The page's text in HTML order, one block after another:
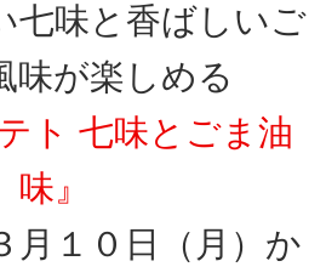
七味と香ばしいご
味が楽しめる
ト 七味とごま油
味』
月１０日（月）か